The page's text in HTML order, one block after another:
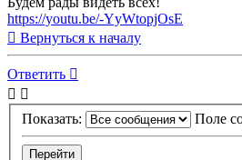
https://youtu.be/-YyWtopjOsE
Вернуться к началу
Ответить
Показать: Поле